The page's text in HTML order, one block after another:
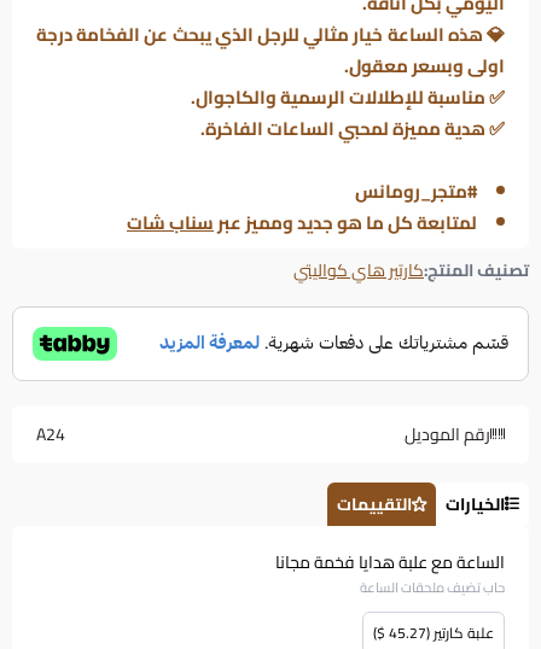
💎 هذه الساعة خيار مثالي للرجل الذي يبحث عن الفخامة درجة
اولى وبسعر معقول.
✅ مناسبة للإطلالات الرسمية والكاجوال.
✅ هدية مميزة لمحبي الساعات الفاخرة.
#متجر_رومانس
لمتابعة كل ما هو جديد ومميز عبرسناب شات
تصنيف المنتج:كارتير هاي كواليتي
رقم الموديل A24
الخيارات
التقييمات
الساعة مع علبة هدايا فخمة مجانا
حاب تضيف ملحقات الساعة
علبة كارتير (45.27 $)